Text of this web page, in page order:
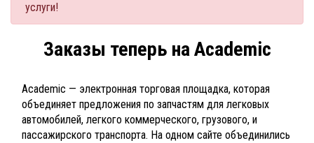
услуги!
Заказы теперь на Academic
Academic — электронная торговая площадка, которая
объединяет предложения по запчастям для легковых
автомобилей, легкого коммерческого, грузового, и
пассажирского транспорта. На одном сайте объединились